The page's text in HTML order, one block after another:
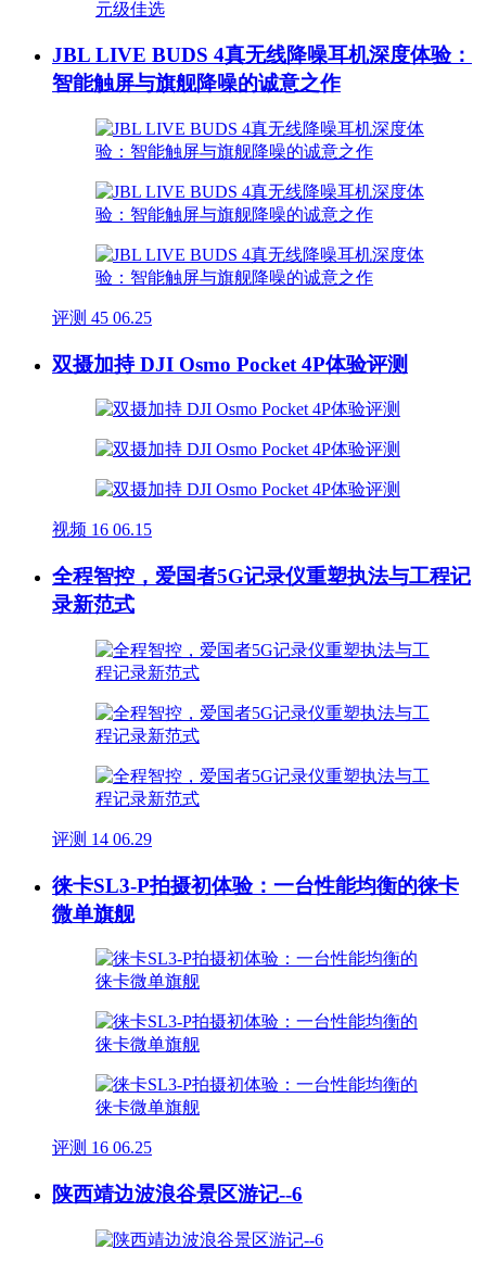
JBL LIVE BUDS 4真无线降噪耳机深度体验：
智能触屏与旗舰降噪的诚意之作
评测 45 06.25
双摄加持 DJI Osmo Pocket 4P体验评测
视频 16 06.15
全程智控，爱国者5G记录仪重塑执法与工程记
录新范式
评测 14 06.29
徕卡SL3-P拍摄初体验：一台性能均衡的徕卡
微单旗舰
评测 16 06.25
陕西靖边波浪谷景区游记--6